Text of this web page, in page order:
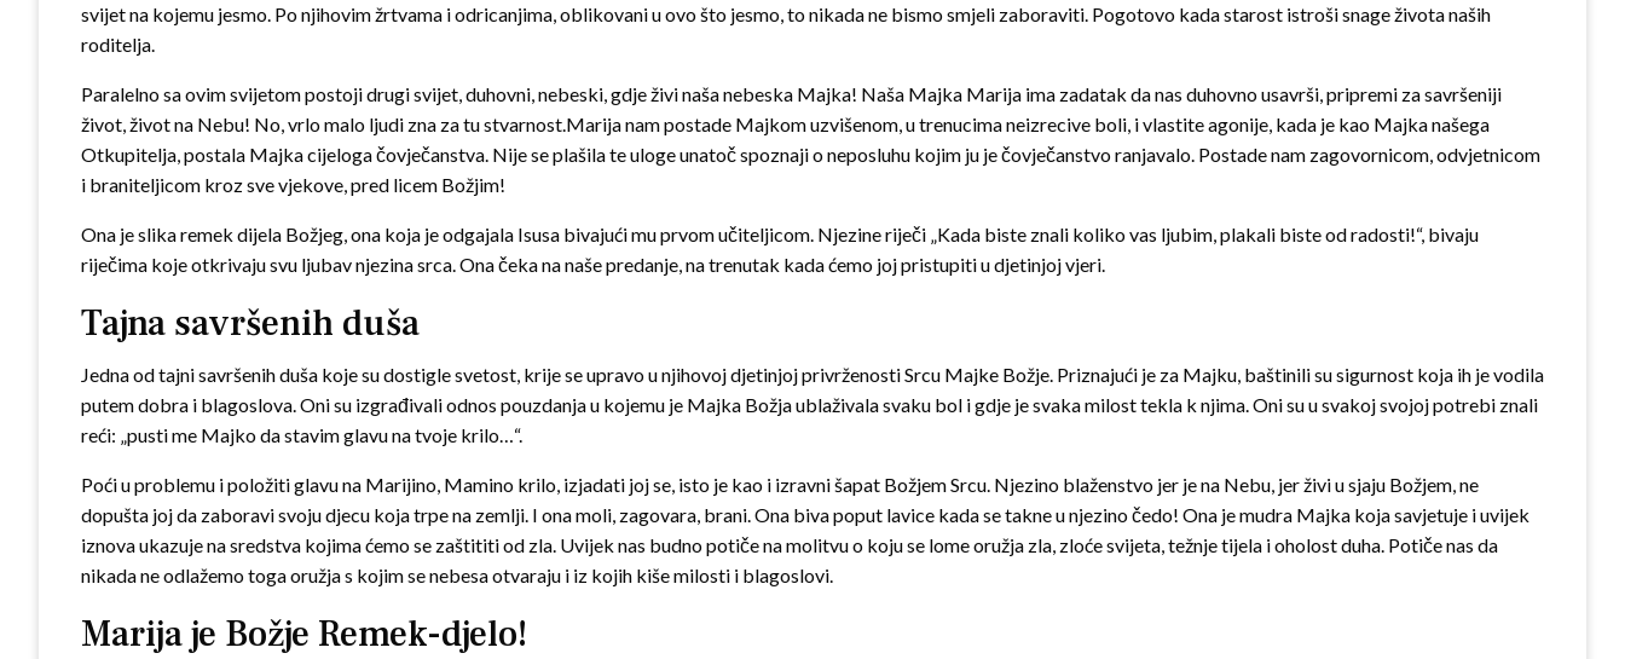
svijet na kojemu jesmo. Po njihovim žrtvama i odricanjima, oblikovani u ovo što jesmo, to nikada ne bismo smjeli zaboraviti. Pogotovo kada starost istroši snage života naših
roditelja.
Paralelno sa ovim svijetom postoji drugi svijet, duhovni, nebeski, gdje živi naša nebeska Majka! Naša Majka Marija ima zadatak da nas duhovno usavrši, pripremi za savršeniji
život, život na Nebu! No, vrlo malo ljudi zna za tu stvarnost.Marija nam postade Majkom uzvišenom, u trenucima neizrecive boli, i vlastite agonije, kada je kao Majka našega
Otkupitelja, postala Majka cijeloga čovječanstva. Nije se plašila te uloge unatoč spoznaji o neposluhu kojim ju je čovječanstvo ranjavalo. Postade nam zagovornicom, odvjetnicom
i braniteljicom kroz sve vjekove, pred licem Božjim!
Ona je slika remek dijela Božjeg, ona koja je odgajala Isusa bivajući mu prvom učiteljicom. Njezine riječi „Kada biste znali koliko vas ljubim, plakali biste od radosti!“, bivaju
riječima koje otkrivaju svu ljubav njezina srca. Ona čeka na naše predanje, na trenutak kada ćemo joj pristupiti u djetinjoj vjeri.
Tajna savršenih duša
Jedna od tajni savršenih duša koje su dostigle svetost, krije se upravo u njihovoj djetinjoj privrženosti Srcu Majke Božje. Priznajući je za Majku, baštinili su sigurnost koja ih je vodila
putem dobra i blagoslova. Oni su izgrađivali odnos pouzdanja u kojemu je Majka Božja ublaživala svaku bol i gdje je svaka milost tekla k njima. Oni su u svakoj svojoj potrebi znali
reći: „pusti me Majko da stavim glavu na tvoje krilo…“.
Poći u problemu i položiti glavu na Marijino, Mamino krilo, izjadati joj se, isto je kao i izravni šapat Božjem Srcu. Njezino blaženstvo jer je na Nebu, jer živi u sjaju Božjem, ne
dopušta joj da zaboravi svoju djecu koja trpe na zemlji. I ona moli, zagovara, brani. Ona biva poput lavice kada se takne u njezino čedo! Ona je mudra Majka koja savjetuje i uvijek
iznova ukazuje na sredstva kojima ćemo se zaštititi od zla. Uvijek nas budno potiče na molitvu o koju se lome oružja zla, zloće svijeta, težnje tijela i oholost duha. Potiče nas da
nikada ne odlažemo toga oružja s kojim se nebesa otvaraju i iz kojih kiše milosti i blagoslovi.
Marija je Božje Remek-djelo!